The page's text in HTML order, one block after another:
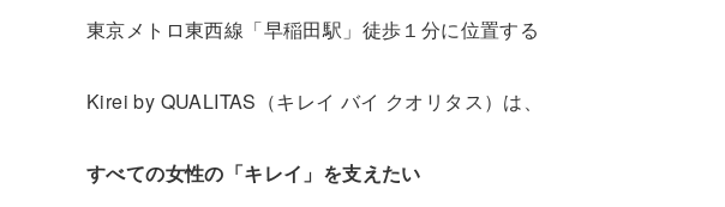
東京メトロ東西線「早稲田駅」徒歩１分に位置する
Kirei by QUALITAS（キレイ バイ クオリタス）は、
すべての女性の「キレイ」を支えたい